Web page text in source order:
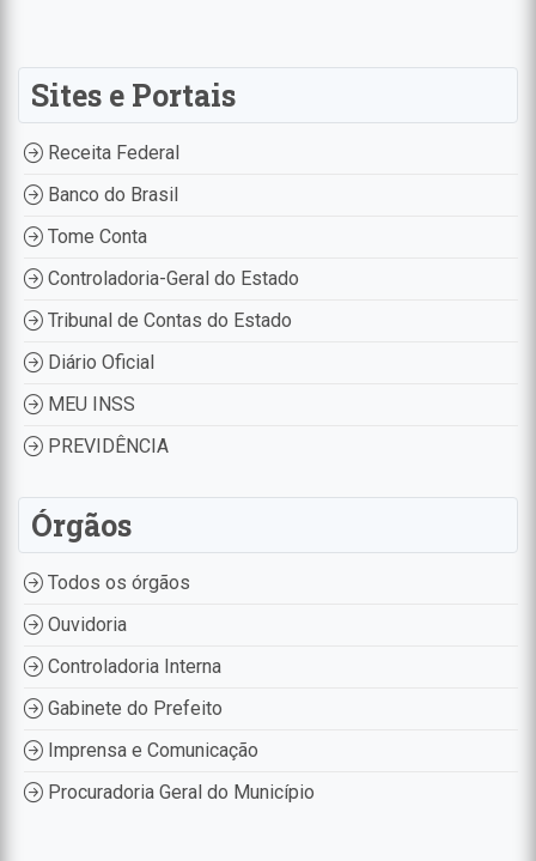
Sites e Portais
Receita Federal
Banco do Brasil
Tome Conta
Controladoria-Geral do Estado
Tribunal de Contas do Estado
Diário Oficial
MEU INSS
PREVIDÊNCIA
Órgãos
Todos os órgãos
Ouvidoria
Controladoria Interna
Gabinete do Prefeito
Imprensa e Comunicação
Procuradoria Geral do Município